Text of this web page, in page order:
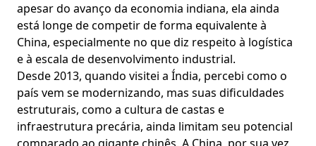
apesar do avanço da economia indiana, ela ainda
está longe de competir de forma equivalente à
China, especialmente no que diz respeito à logística
e à escala de desenvolvimento industrial.
Desde 2013, quando visitei a Índia, percebi como o
país vem se modernizando, mas suas dificuldades
estruturais, como a cultura de castas e
infraestrutura precária, ainda limitam seu potencial